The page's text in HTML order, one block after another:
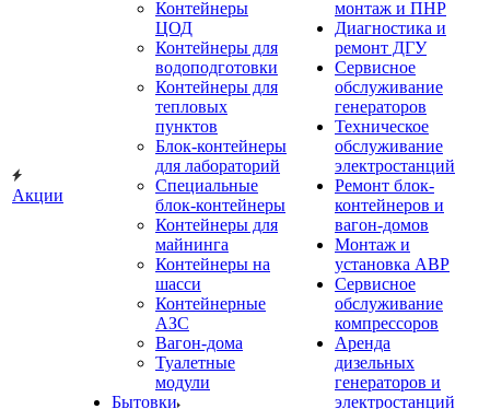
Акции
Контейнеры
ЦОД
Контейнеры для
водоподготовки
Контейнеры для
тепловых
пунктов
Блок-контейнеры
для лабораторий
Специальные
блок-контейнеры
Контейнеры для
майнинга
Контейнеры на
шасси
Контейнерные
АЗС
Вагон-дома
Туалетные
модули
Бытовки
монтаж и ПНР
Диагностика и
ремонт ДГУ
Сервисное
обслуживание
генераторов
Техническое
обслуживание
электростанций
Ремонт блок-
контейнеров и
вагон-домов
Монтаж и
установка АВР
Сервисное
обслуживание
компрессоров
Аренда
дизельных
генераторов и
электростанций